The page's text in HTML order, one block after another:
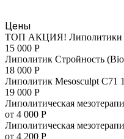
Цены
ТОП АКЦИЯ! Липолитики 5
15 000 Р
Липолитик Стройность
18 000 Р
Липолитик Mesosculpt C71
19 000 Р
Липолитическая
от 4 000 Р
Липолитическая
от 4 200 Р